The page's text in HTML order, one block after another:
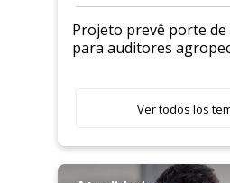
Projeto prevê porte de
para auditores
Ver todos los